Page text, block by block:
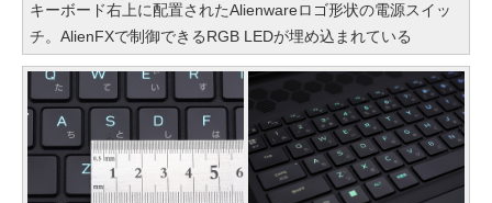
キーボード右上に配置されたAlienwareロゴ形状の電源スイッ
チ。AlienFXで制御できるRGB LEDが埋め込まれている